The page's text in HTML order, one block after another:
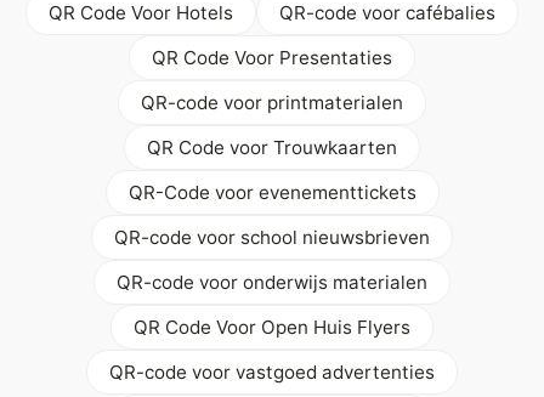
QR Code Voor Hotels
QR-code voor cafébalies
QR Code Voor Presentaties
QR-code voor printmaterialen
QR Code voor Trouwkaarten
QR-Code voor evenementtickets
QR-code voor school nieuwsbrieven
QR-code voor onderwijs materialen
QR Code Voor Open Huis Flyers
QR-code voor vastgoed advertenties